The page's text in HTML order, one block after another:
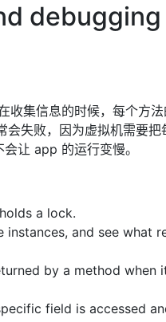
debugging
集信息的时候，每个方
失败，因为虚拟机需要把
让 app 的运行变慢。
a lock.
and see what
by a method when
field is accessed